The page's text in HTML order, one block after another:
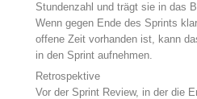
Stundenzahl und trägt sie in das
Wenn gegen Ende des Sprints
offene Zeit vorhanden ist, kann
in den Sprint aufnehmen.
Retrospektive
Vor der Sprint Review, in der die